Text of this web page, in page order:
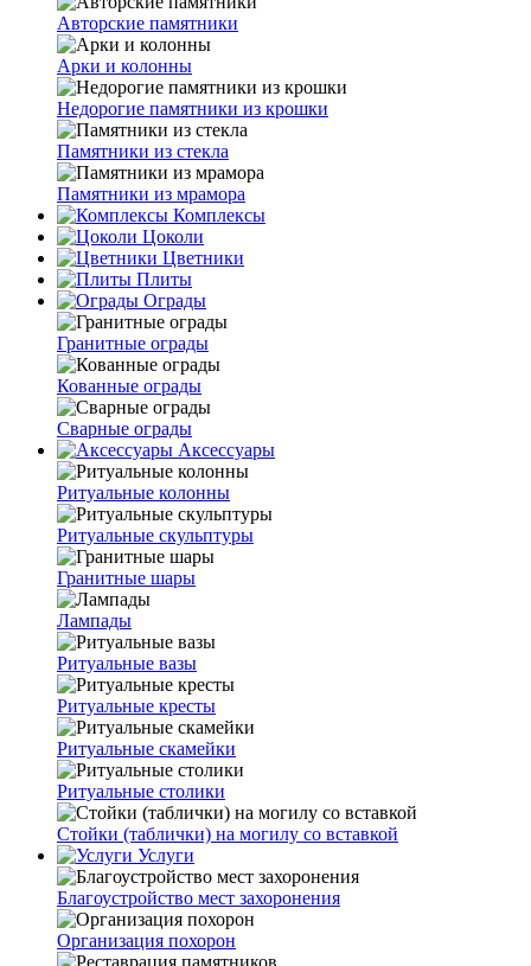
Авторские памятники
Арки и колонны
Недорогие памятники из крошки
Памятники из стекла
Памятники из мрамора
Комплексы
Цоколи
Цветники
Плиты
Ограды
Гранитные ограды
Кованные ограды
Сварные ограды
Аксессуары
Ритуальные колонны
Ритуальные скульптуры
Гранитные шары
Лампады
Ритуальные вазы
Ритуальные кресты
Ритуальные скамейки
Ритуальные столики
Стойки (таблички) на могилу со вставкой
Услуги
Благоустройство мест захоронения
Организация похорон